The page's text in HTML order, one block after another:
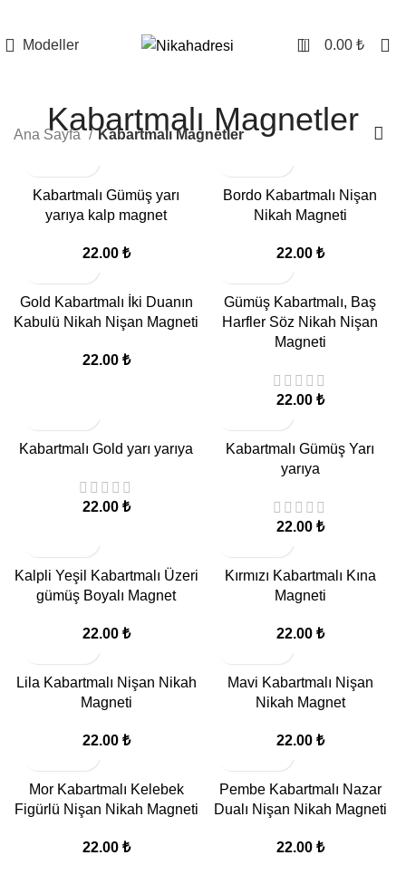
Modeller 0 0.00 ₺
Kabartmalı Magnetler
Ana Sayfa Kabartmalı Magnetler
Kabartmalı Gümüş yarı
yarıya kalp magnet
22.00 ₺
Bordo Kabartmalı Nişan
Nikah Magneti
22.00 ₺
Gold Kabartmalı İki Duanın
Kabulü Nikah Nişan Magneti
22.00 ₺
Gümüş Kabartmalı, Baş
Harfler Söz Nikah Nişan
Magneti
22.00 ₺
Kabartmalı Gold yarı yarıya
22.00 ₺
Kabartmalı Gümüş Yarı
yarıya
22.00 ₺
Kalpli Yeşil Kabartmalı Üzeri
gümüş Boyalı Magnet
22.00 ₺
Kırmızı Kabartmalı Kına
Magneti
22.00 ₺
Lila Kabartmalı Nişan Nikah
Magneti
22.00 ₺
Mavi Kabartmalı Nişan
Nikah Magnet
22.00 ₺
Mor Kabartmalı Kelebek
Figürlü Nişan Nikah Magneti
22.00 ₺
Pembe Kabartmalı Nazar
Dualı Nişan Nikah Magneti
22.00 ₺